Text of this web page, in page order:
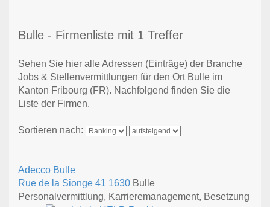
Bulle - Firmenliste mit 1 Treffer
Sehen Sie hier alle Adressen (Einträge) der Branche
Jobs & Stellenvermittlungen für den Ort Bulle im
Kanton Fribourg (FR). Nachfolgend finden Sie die
Liste der Firmen.
Sortieren nach:
Adecco Bulle
Rue de la Sionge 41 1630 Bulle
Personalvermittlung, Karrieremanagement, Besetzung